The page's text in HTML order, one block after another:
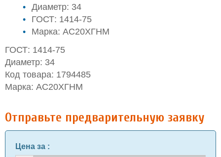
Диаметр: 34
ГОСТ: 1414-75
Марка: АС20ХГНМ
ГОСТ: 1414-75
Диаметр: 34
Код товара: 1794485
Марка: АС20ХГНМ
Отправьте предварительную заявку
Цена за :